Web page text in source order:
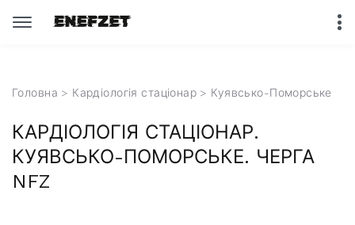
Головна > Кардіологія стаціонар > Куявсько-Поморське
КАРДІОЛОГІЯ СТАЦІОНАР.
КУЯВСЬКО-ПОМОРСЬКЕ. ЧЕРГА
NFZ